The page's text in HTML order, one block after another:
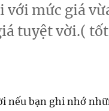
mức giá
tuyệt vời.(
nếu bạn ghi nhớ